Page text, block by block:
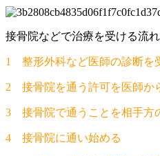
接骨院などで治療を受ける流れ
1 整形外科など医師の診断を
2 接骨院を通う許可を医師か
3 接骨院で通うことを相手方
4 接骨院に通い始める